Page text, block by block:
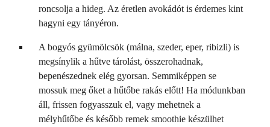
roncsolja a hideg. Az éretlen avokádót is érdemes kint
hagyni egy tányéron.
A bogyós gyümölcsök (málna, szeder, eper, ribizli) is
megsínylik a hűtve tárolást, összerohadnak,
bepenészednek elég gyorsan. Semmiképpen se
mossuk meg őket a hűtőbe rakás előtt! Ha módunkban
áll, frissen fogyasszuk el, vagy mehetnek a
mélyhűtőbe és később remek smoothie készülhet